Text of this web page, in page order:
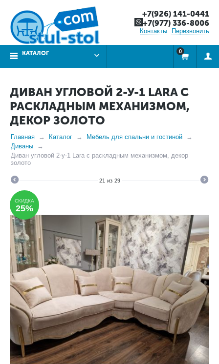
+7(926) 141-0441
+7(977) 336-8006
Контакты Перезвонить
КАТАЛОГ 0
ДИВАН УГЛОВОЙ 2-У-1 LARA С
РАСКЛАДНЫМ МЕХАНИЗМОМ,
ДЕКОР ЗОЛОТО
Главная Каталог
Мебель для спальни и гостиной
Диваны
Диван угловой 2-у-1 Lara с раскладным механизмом, декор
золото
21 из 29
СКИДКА
25%